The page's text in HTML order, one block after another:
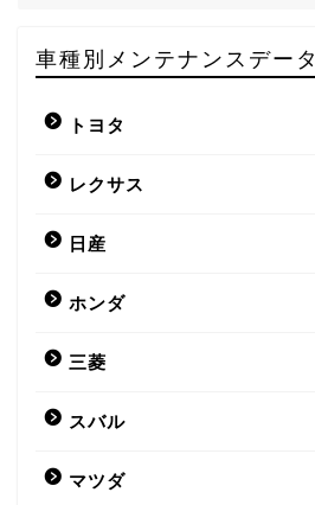
車種別メンテナンスデータ
トヨタ
レクサス
日産
ホンダ
三菱
スバル
マツダ